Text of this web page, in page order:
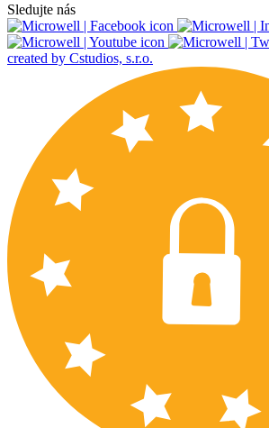
Sledujte nás
created by Cstudios, s.r.o.